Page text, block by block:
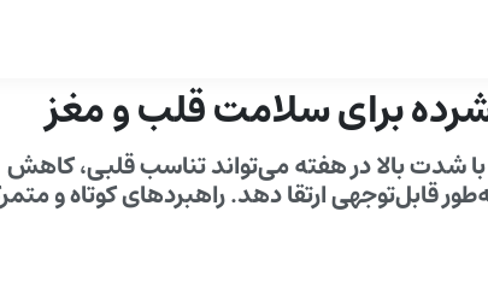
حدود ۳۰ دقیقه فعالیت با شدت بالا در هفته می‌تواند تناسب قلبی، کاهش
قابل‌توجهی ارتقا دهد. راهبردهای کوتاه و